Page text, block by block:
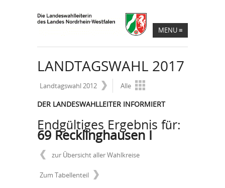
MENU≡
LANDTAGSWAHL 2017
Landtagswahl 2012 Alle
DER LANDESWAHLLEITER INFORMIERT
Endgültiges Ergebnis für:
69 Recklinghausen I
zur Übersicht aller Wahlkreise
Zum Tabellenteil